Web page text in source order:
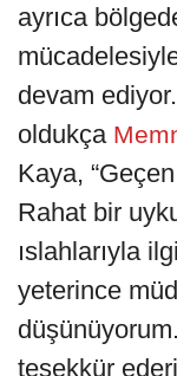
ayrıca
devam
oldukça
Kaya,
Rahat bir
ıslahlarıyla
yeterince
teşekkür